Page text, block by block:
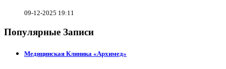
09-12-2025 19:11
Популярные Записи
Медицинская Клиника «Архимед»